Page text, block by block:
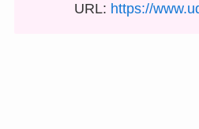
URL: https://